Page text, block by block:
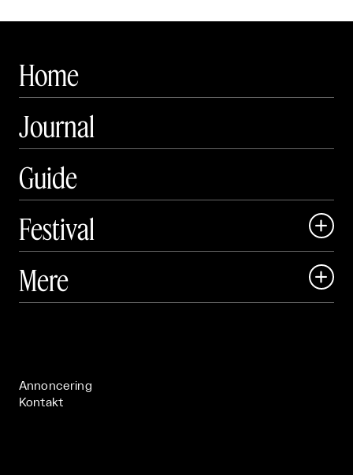
Home
Journal
Guide
Festival

 Art Matter Festival
Mere 
Annoncering
Kontakt